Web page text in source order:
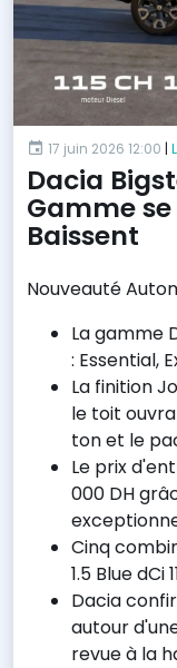
17 juin 2026 12:00 |
Dacia
Gamme
Baissent
Nouveauté
La gamme
: Essential,
La finition
le toit
ton et le
Le prix
000 DH
Cinq
1.5 Blue dCi
Dacia
autour
revue à la